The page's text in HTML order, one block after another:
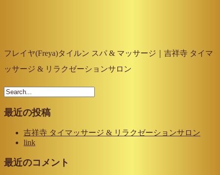
フレイヤ(Freya)タイルン スパ & マッサージ｜吉祥寺 タイマ
ッサージ & リラクゼーションサロン
最近の投稿
吉祥寺 タイマッサージ & リラクゼーションサロン
link
最近のコメント